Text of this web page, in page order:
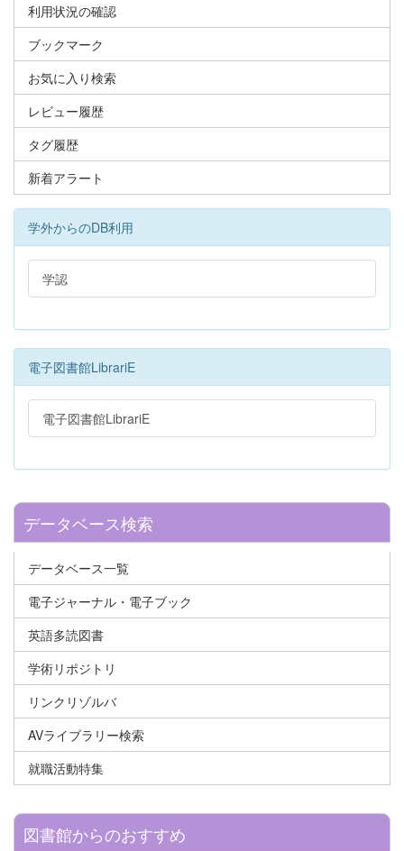
利用状況の確認
ブックマーク
お気に入り検索
レビュー履歴
タグ履歴
新着アラート
学外からのDB利用
学認
電子図書館LibrariE
電子図書館LibrariE
データベース検索
データベース一覧
電子ジャーナル・電子ブック
英語多読図書
学術リポジトリ
リンクリゾルバ
AVライブラリー検索
就職活動特集
図書館からのおすすめ